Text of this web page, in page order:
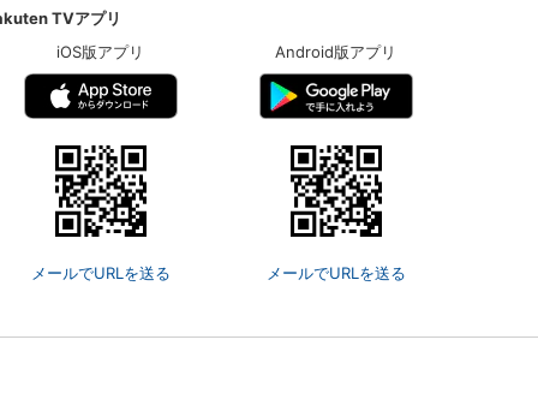
TVアプリ
iOS版アプリ
メールでURLを送る
Android版アプリ
メールでURLを送る